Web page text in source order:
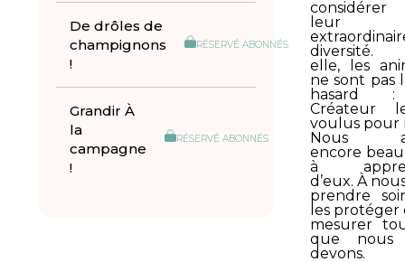
De drôles de
champignons
!
RÉSERVÉ ABONNÉS
Grandir À
la
campagne
!
RÉSERVÉ ABONNÉS
considérer
leur
diversité.
elle, les
ne sont pas
hasard
Créateur
voulus pour
Nous
encore
à
d’eux. À
prendre
les protéger
mesurer
que nous
devons.